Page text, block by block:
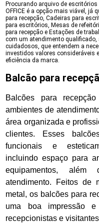
Procurando arquivo de
OFFICE é a opção mais viável, já
para recepção, Cadeiras para
para escritórios, Mesas de
para recepção e Estações de
com um atendimento
cuidadosos, que entendem a
investidos valores consideráveis
eficiência da marca.
Balcão para
Balcões para
ambientes de
área organizada e
clientes. Esses
funcionais e
incluindo espaço para
equipamentos,
atendimento. Feitos de
metal, os balcões para
uma boa impressão
recepcionistas e